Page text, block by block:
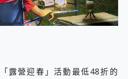
露營迎春」活動最低48折的